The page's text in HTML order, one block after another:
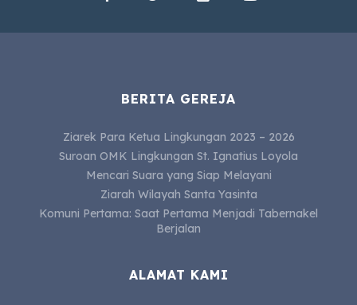
BERITA GEREJA
Ziarek Para Ketua Lingkungan 2023 – 2026
Suroan OMK Lingkungan St. Ignatius Loyola
Mencari Suara yang Siap Melayani
Ziarah Wilayah Santa Yasinta
Komuni Pertama: Saat Pertama Menjadi Tabernakel
Berjalan
ALAMAT KAMI